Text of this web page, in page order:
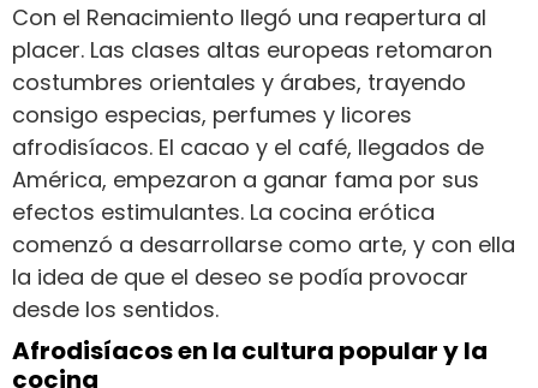
Con el Renacimiento llegó una reapertura al
placer. Las clases altas europeas retomaron
costumbres orientales y árabes, trayendo
consigo especias, perfumes y licores
afrodisíacos. El cacao y el café, llegados de
América, empezaron a ganar fama por sus
efectos estimulantes. La cocina erótica
comenzó a desarrollarse como arte, y con ella
la idea de que el deseo se podía provocar
desde los sentidos.
Afrodisíacos en la cultura popular y la
cocina